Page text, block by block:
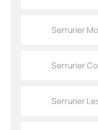
Serrurier
Serrurier
Serrurier